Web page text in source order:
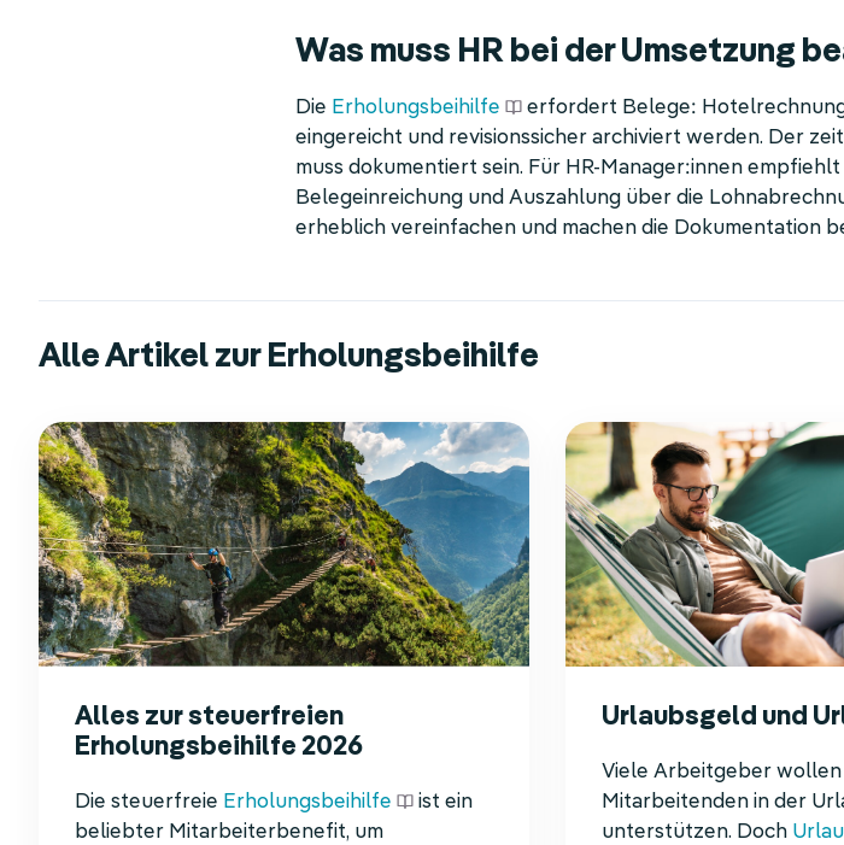
Was muss HR bei der Umsetzung
Die Erholungsbeihilfe
erfordert Belege:
eingereicht und revisionssicher archiviert werden. Der
muss dokumentiert sein. Für HR-Manager:innen
Belegeinreichung und Auszahlung über die
erheblich vereinfachen und machen die Dokumentation
Alle Artikel zur Erholungsbeihilfe
Alles zur steuerfreien
Erholungsbeihilfe 2026
Die steuerfreie Erholungsbeihilfe
ist ein
beliebter Mitarbeiterbenefit, um
Urlaubsgeld und
Viele Arbeitgeber wollen
Mitarbeitenden in der
unterstützen. Doch